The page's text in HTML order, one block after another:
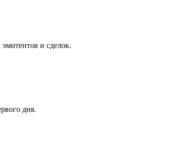
и сделок.
дня.